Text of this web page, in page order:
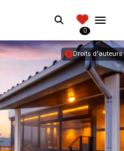
Search
0
Droits d'auteurs